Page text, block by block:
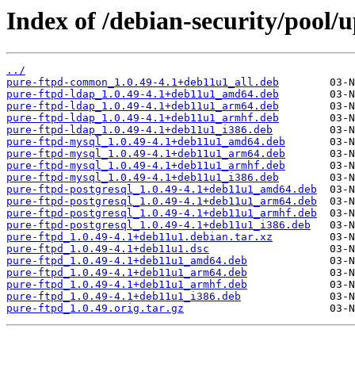
Index of /debian-security/pool/
../
pure-ftpd-common_1.0.49-4.1+deb11u1_all.deb
pure-ftpd-ldap_1.0.49-4.1+deb11u1_amd64.deb
pure-ftpd-ldap_1.0.49-4.1+deb11u1_arm64.deb
pure-ftpd-ldap_1.0.49-4.1+deb11u1_armhf.deb
pure-ftpd-ldap_1.0.49-4.1+deb11u1_i386.deb
pure-ftpd-mysql_1.0.49-4.1+deb11u1_amd64.deb
pure-ftpd-mysql_1.0.49-4.1+deb11u1_arm64.deb
pure-ftpd-mysql_1.0.49-4.1+deb11u1_armhf.deb
pure-ftpd-mysql_1.0.49-4.1+deb11u1_i386.deb
pure-ftpd-postgresql_1.0.49-4.1+deb11u1_amd64.deb
pure-ftpd-postgresql_1.0.49-4.1+deb11u1_arm64.deb
pure-ftpd-postgresql_1.0.49-4.1+deb11u1_armhf.deb
pure-ftpd-postgresql_1.0.49-4.1+deb11u1_i386.deb
pure-ftpd_1.0.49-4.1+deb11u1.debian.tar.xz
pure-ftpd_1.0.49-4.1+deb11u1.dsc
pure-ftpd_1.0.49-4.1+deb11u1_amd64.deb
pure-ftpd_1.0.49-4.1+deb11u1_arm64.deb
pure-ftpd_1.0.49-4.1+deb11u1_armhf.deb
pure-ftpd_1.0.49-4.1+deb11u1_i386.deb
pure-ftpd_1.0.49.orig.tar.gz